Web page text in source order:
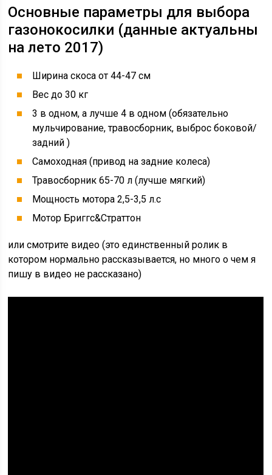
Основные параметры для выбора
газонокосилки (данные актуальны
на лето 2017)
Ширина скоса от 44-47 см
Вес до 30 кг
3 в одном, а лучше 4 в одном (обязательно
мульчирование, травосборник, выброс боковой/
задний )
Самоходная (привод на задние колеса)
Травосборник 65-70 л (лучше мягкий)
Мощность мотора 2,5-3,5 л.с
Мотор Бриггс&Страттон
или смотрите видео (это единственный ролик в
котором нормально рассказывается, но много о чем я
пишу в видео не рассказано)